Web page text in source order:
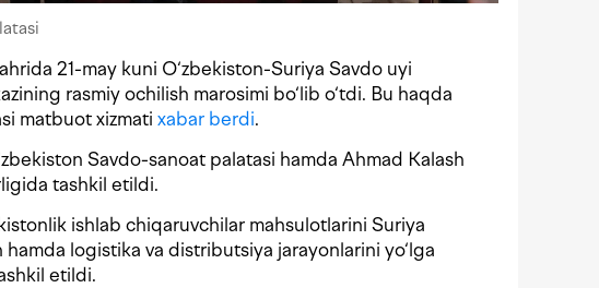
21-may kuni O‘zbekiston-Suriya Savdo uyi
rasmiy ochilish marosimi bo‘lib o‘tdi. Bu haqda
matbuot xizmati xabar berdi.
Savdo-sanoat palatasi hamda Ahmad Kalash
tashkil etildi.
ishlab chiqaruvchilar mahsulotlarini Suriya
logistika va distributsiya jarayonlarini yo‘lga
etildi.